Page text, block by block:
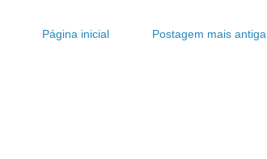
Postagem mais antiga
Página inicial